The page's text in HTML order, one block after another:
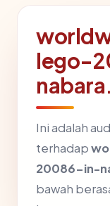
lego-
Ini adalah
terhadap
20086-in-
bawah